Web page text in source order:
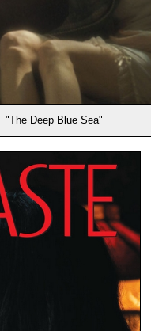
"The Deep Blue Sea"